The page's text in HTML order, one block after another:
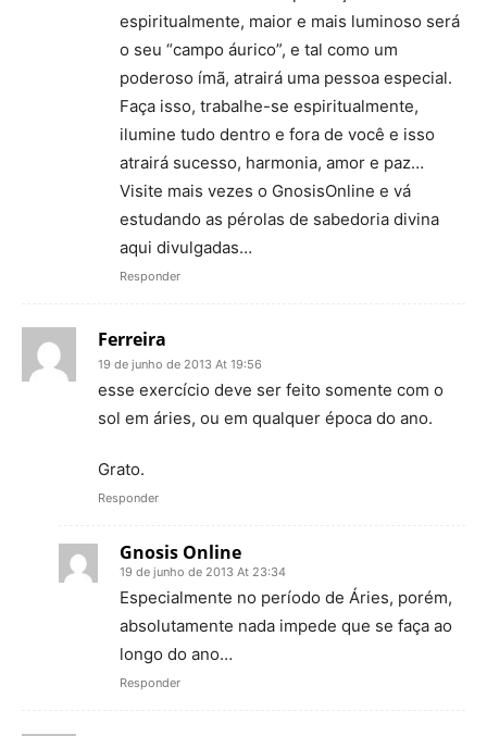
espiritualmente, maior e mais luminoso será
o seu “campo áurico”, e tal como um
poderoso ímã, atrairá uma pessoa especial.
Faça isso, trabalhe-se espiritualmente,
ilumine tudo dentro e fora de você e isso
atrairá sucesso, harmonia, amor e paz…
Visite mais vezes o GnosisOnline e vá
estudando as pérolas de sabedoria divina
aqui divulgadas…
Responder
Ferreira
19 de junho de 2013 At 19:56
esse exercício deve ser feito somente com o
sol em áries, ou em qualquer época do ano.
Grato.
Responder
Gnosis Online
19 de junho de 2013 At 23:34
Especialmente no período de Áries, porém,
absolutamente nada impede que se faça ao
longo do ano…
Responder